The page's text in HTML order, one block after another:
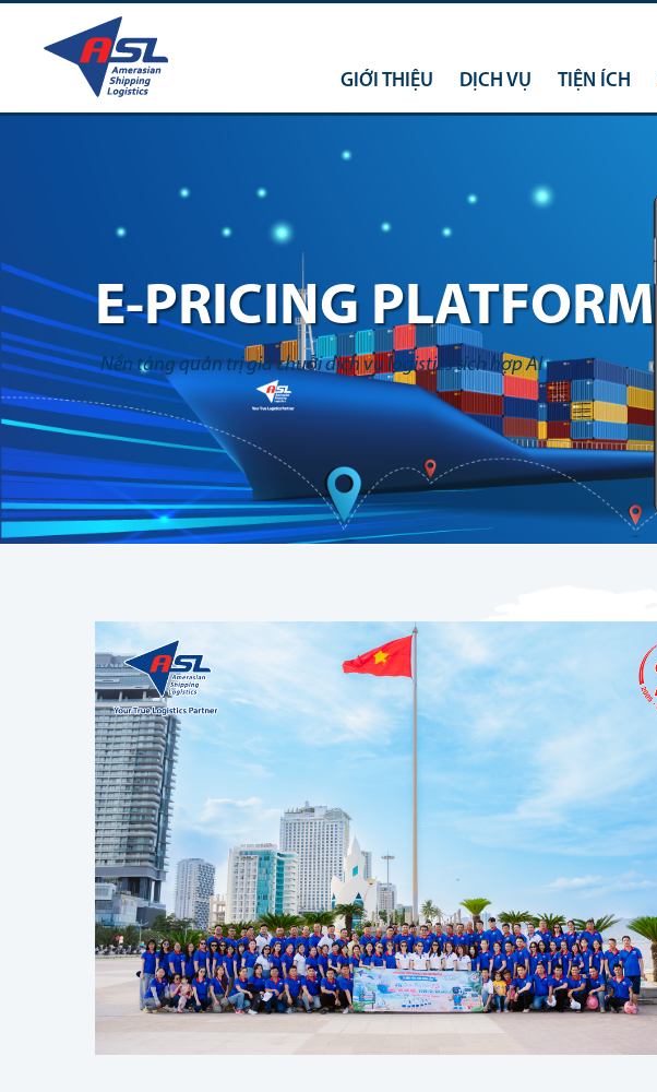
GIỚI THIỆU DỊCH VỤ TIỆN ÍCH
YOUR TRUE
LOGISTICS PARTNER
Đối tác Logistics đích thực của Quý khách